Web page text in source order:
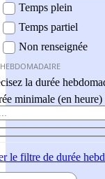
Temps plein
Temps partiel
Non renseignée
la durée
minimale (en heure)
le filtre de durée